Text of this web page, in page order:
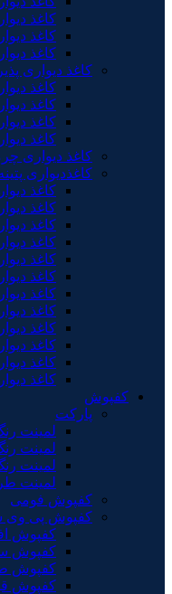
کاغذ
کاغذ
کاغذ
کاغذ دیواری
کاغذ
کاغذ
کاغذ
کاغذ
کاغذ دیواری
کاغذدیواری
کاغذ
کاغذ
کاغذ
کاغذ
کاغذ
کاغذ
کاغذ
کاغذ
کاغذ
کاغذ
کاغذ
کاغذ
کفپوش
پارکت
لمینت
لمینت
لمینت
لمینت
کفپوش فومی
کفپوش پی
کفپوش
کفپوش
کفپوش
کفپوش